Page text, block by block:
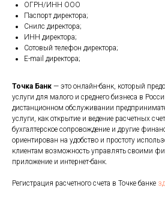
ОГРН/ИНН ООО
Паспорт директора;
Снилс директора;
ИНН директора;
Сотовый телефон директора;
E-mail директора;
Точка Банк — это онлайн-банк, который
услуги для малого и среднего бизнеса в
дистанционном обслуживании
услуги, как открытие и ведение расчетных
бухгалтерское сопровождение и другие
ориентирован на удобство и простоту
клиентам возможность управлять своими
приложение и интернет-банк.
Регистрация расчетного счета в Точке банке